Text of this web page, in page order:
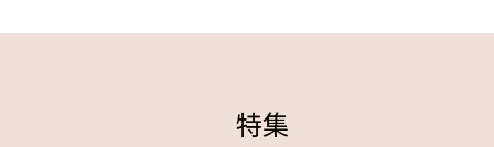
特集